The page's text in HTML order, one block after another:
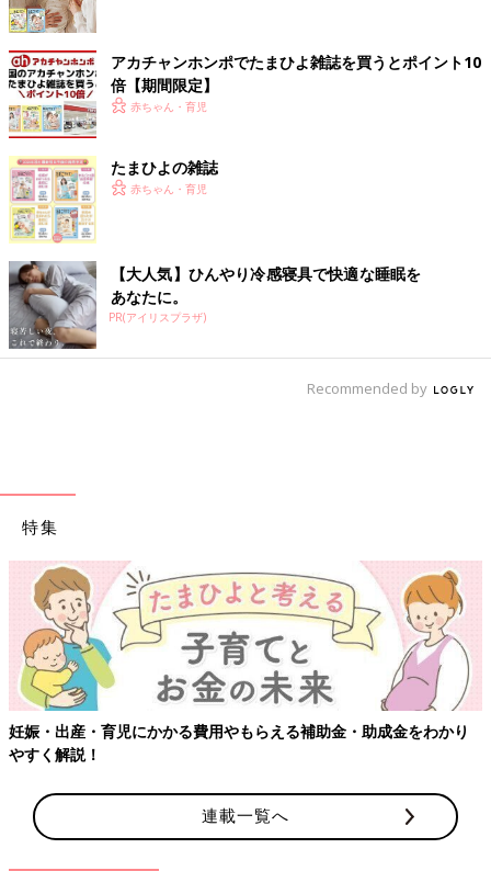
アカチャンホンポでたまひよ雑誌を買うとポイント10
倍【期間限定】
赤ちゃん・育児
たまひよの雑誌
赤ちゃん・育児
【大人気】ひんやり冷感寝具で快適な睡眠を
あなたに。
PR(アイリスプラザ)
Recommended by
特集
妊娠・出産・育児にかかる費用やもらえる補助金・助成金をわかり
やすく解説！
連載一覧へ